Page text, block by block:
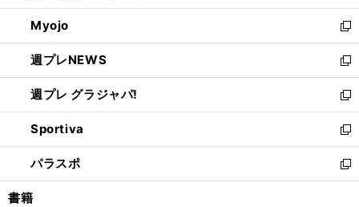
開
く
ウ
で
開
く
ン
ド
ウ
で
開
く
ウ
ィ
ン
ド
ウ
で
開
く
Myojo
新
し
い
ウ
ィ
ン
ド
ウ
で
開
週プレNEWS
新
し
い
ウ
ィ
ン
ド
ウ
週プレ グラジャパ!
新
し
い
ウ
ィ
ン
Sportiva
新
し
い
ウ
パラスポ
新
し
書籍